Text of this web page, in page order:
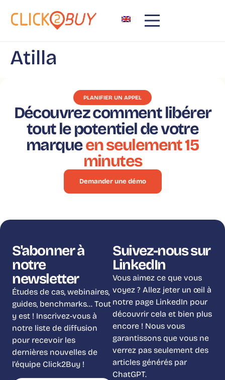
principal
Atilla
PLANIFIER UN APPEL
Découvrez comment libérer
tout le potentiel de votre
marqueen seulement 15
minutes
Demander une démo
S'abonner à
notre
newsletter
Études de cas, webinaires,
guides, benchmarks… Tout
y est ! Inscrivez-vous à
notre liste de diffusion
pour recevoir les
dernières nouvelles de
l’équipe Click2Buy !
Suivez-nous sur
LinkedIn
Vous aimez ce que vous
voyez ? Allez jeter un œil à
notre page LinkedIn pour
découvrir cela et bien plus
encore ! Nous vous
garantissons que vous ne
verrez pas seulement des
articles générés par
ChatGPT.